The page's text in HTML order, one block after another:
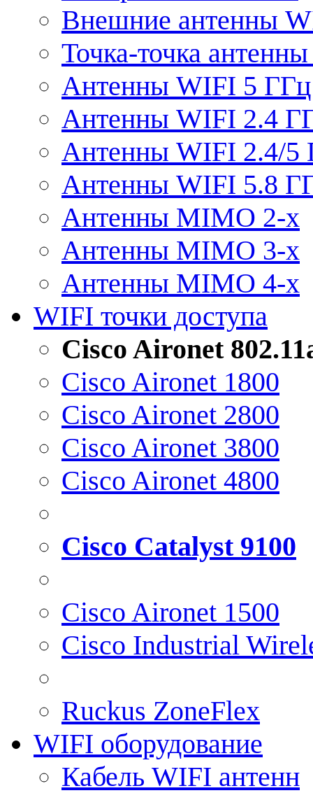
Внешние антенны
Точка-точка
Антенны WIFI 5 ГГц
Антенны WIFI 2.4
Антенны WIFI 2.4/5
Антенны WIFI 5.8
Антенны MIMO 2-x
Антенны MIMO 3-x
Антенны MIMO 4-x
WIFI точки доступа
Cisco Aironet
Cisco Aironet 1800
Cisco Aironet 2800
Cisco Aironet 3800
Cisco Aironet 4800
Cisco Catalyst 9100
Cisco Aironet 1500
Cisco Industrial
Ruckus ZoneFlex
WIFI оборудование
Кабель WIFI антенн